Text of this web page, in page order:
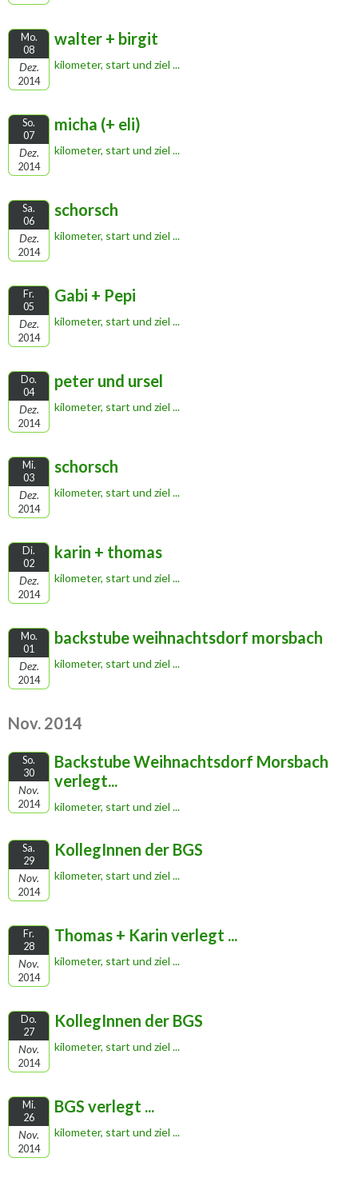
Mo.
08
Dez.
2014
walter + birgit
kilometer, start und ziel ...
So.
07
Dez.
2014
micha (+ eli)
kilometer, start und ziel ...
Sa.
06
Dez.
2014
schorsch
kilometer, start und ziel ...
Fr.
05
Dez.
2014
Gabi + Pepi
kilometer, start und ziel ...
Do.
04
Dez.
2014
peter und ursel
kilometer, start und ziel ...
Mi.
03
Dez.
2014
schorsch
kilometer, start und ziel ...
Di.
02
Dez.
2014
karin + thomas
kilometer, start und ziel ...
Mo.
01
Dez.
2014
backstube weihnachtsdorf morsbach
kilometer, start und ziel ...
Nov. 2014
So.
30
Nov.
2014
Backstube Weihnachtsdorf Morsbach
verlegt...
kilometer, start und ziel ...
Sa.
29
Nov.
2014
KollegInnen der BGS
kilometer, start und ziel ...
Fr.
28
Nov.
2014
Thomas + Karin verlegt ...
kilometer, start und ziel ...
Do.
27
Nov.
2014
KollegInnen der BGS
kilometer, start und ziel ...
Mi.
26
Nov.
2014
BGS verlegt ...
kilometer, start und ziel ...